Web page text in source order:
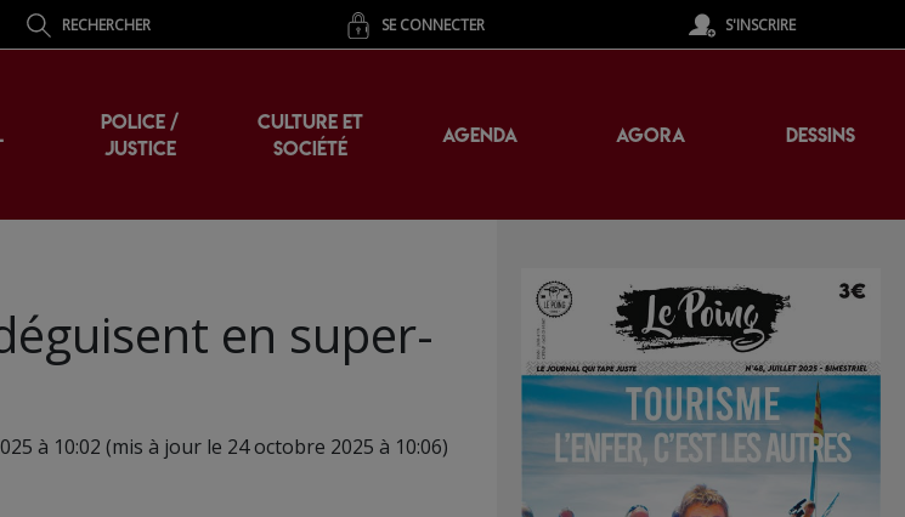
RECHERCHER SE CONNECTER S'INSCRIRE
POLICE /
JUSTICE
CULTURE ET
SOCIÉTÉ
AGENDA AGORA DESSINS
en super-
à 10:02 (mis à jour le 24 octobre 2025 à 10:06)